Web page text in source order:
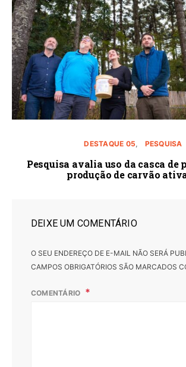
DESTAQUE 05 PESQUISA
Pesquisa avalia uso da casca de
produção de carvão
DEIXE UM COMENTÁRIO
O SEU ENDEREÇO DE E-MAIL NÃO SERÁ
CAMPOS OBRIGATÓRIOS SÃO MARCADOS
COMENTÁRIO